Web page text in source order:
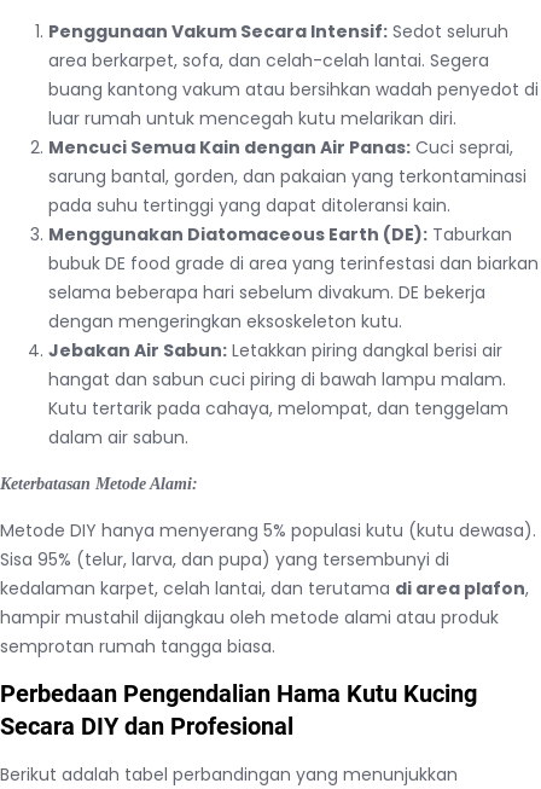
Penggunaan Vakum Secara Intensif: Sedot seluruh
area berkarpet, sofa, dan celah-celah lantai. Segera
buang kantong vakum atau bersihkan wadah penyedot di
luar rumah untuk mencegah kutu melarikan diri.
Mencuci Semua Kain dengan Air Panas: Cuci seprai,
sarung bantal, gorden, dan pakaian yang terkontaminasi
pada suhu tertinggi yang dapat ditoleransi kain.
Menggunakan Diatomaceous Earth (DE): Taburkan
bubuk DE food grade di area yang terinfestasi dan biarkan
selama beberapa hari sebelum divakum. DE bekerja
dengan mengeringkan eksoskeleton kutu.
Jebakan Air Sabun: Letakkan piring dangkal berisi air
hangat dan sabun cuci piring di bawah lampu malam.
Kutu tertarik pada cahaya, melompat, dan tenggelam
dalam air sabun.
Keterbatasan Metode Alami:
Metode DIY hanya menyerang 5% populasi kutu (kutu dewasa).
Sisa 95% (telur, larva, dan pupa) yang tersembunyi di
kedalaman karpet, celah lantai, dan terutama di area plafon,
hampir mustahil dijangkau oleh metode alami atau produk
semprotan rumah tangga biasa.
Perbedaan Pengendalian Hama Kutu Kucing
Secara DIY dan Profesional
Berikut adalah tabel perbandingan yang menunjukkan